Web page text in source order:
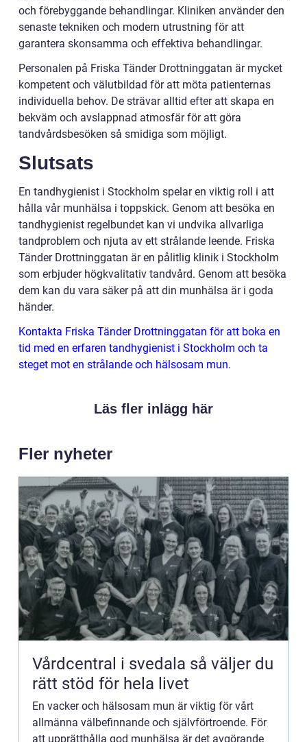
och förebyggande behandlingar. Kliniken använder den
senaste tekniken och modern utrustning för att
garantera skonsamma och effektiva behandlingar.
Personalen på Friska Tänder Drottninggatan är mycket
kompetent och välutbildad för att möta patienternas
individuella behov. De strävar alltid efter att skapa en
bekväm och avslappnad atmosfär för att göra
tandvårdsbesöken så smidiga som möjligt.
Slutsats
En tandhygienist i Stockholm spelar en viktig roll i att
hålla vår munhälsa i toppskick. Genom att besöka en
tandhygienist regelbundet kan vi undvika allvarliga
tandproblem och njuta av ett strålande leende. Friska
Tänder Drottninggatan är en pålitlig klinik i Stockholm
som erbjuder högkvalitativ tandvård. Genom att besöka
dem kan du vara säker på att din munhälsa är i goda
händer.
Kontakta Friska Tänder Drottninggatan för att boka en
tid med en erfaren tandhygienist i Stockholm och ta
steget mot en strålande och hälsosam mun.
Läs fler inlägg här
Fler nyheter
Vårdcentral i svedala så väljer du
rätt stöd för hela livet
En vacker och hälsosam mun är viktig för vårt
allmänna välbefinnande och självförtroende. För
att upprätthålla god munhälsa är det avgörande